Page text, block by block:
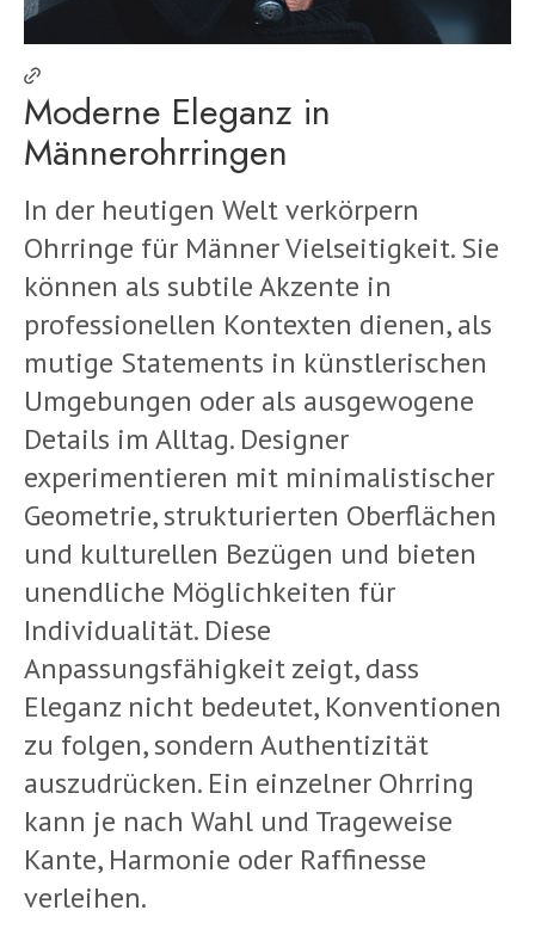
Moderne Eleganz in
Männerohrringen
In der heutigen Welt verkörpern
Ohrringe für Männer Vielseitigkeit. Sie
können als subtile Akzente in
professionellen Kontexten dienen, als
mutige Statements in künstlerischen
Umgebungen oder als ausgewogene
Details im Alltag. Designer
experimentieren mit minimalistischer
Geometrie, strukturierten Oberflächen
und kulturellen Bezügen und bieten
unendliche Möglichkeiten für
Individualität. Diese
Anpassungsfähigkeit zeigt, dass
Eleganz nicht bedeutet, Konventionen
zu folgen, sondern Authentizität
auszudrücken. Ein einzelner Ohrring
kann je nach Wahl und Trageweise
Kante, Harmonie oder Raffinesse
verleihen.